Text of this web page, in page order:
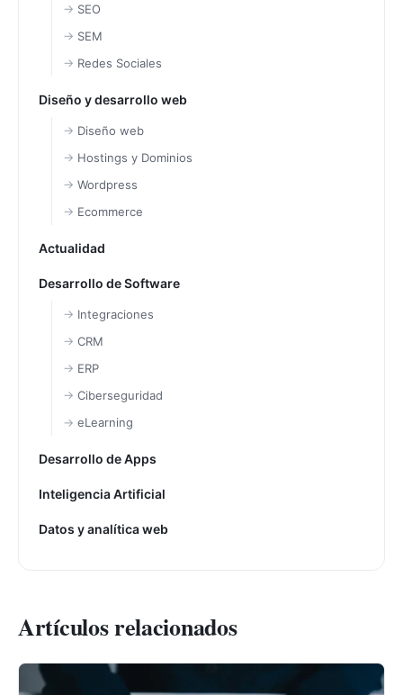
SEO
SEM
Redes Sociales
Diseño y desarrollo web
Diseño web
Hostings y Dominios
Wordpress
Ecommerce
Actualidad
Desarrollo de Software
Integraciones
CRM
ERP
Ciberseguridad
eLearning
Desarrollo de Apps
Inteligencia Artificial
Datos y analítica web
Artículos relacionados